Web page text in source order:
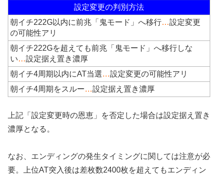
設定変更の判別方法
朝イチ222G以内に前兆「鬼モード」へ移行…設定変更
の可能性アリ
朝イチ222Gを超えても前兆「鬼モード」へ移行しな
い…設定据え置き濃厚
朝イチ4周期以内にAT当選…設定変更の可能性アリ
朝イチ4周期をスルー…設定据え置き濃厚
上記「設定変更時の恩恵」を否定した場合は設定据え置き
濃厚となる。
なお、エンディングの発生タイミングに関しては注意が必
要。上位AT突入後は差枚数2400枚を超えてもエンディン